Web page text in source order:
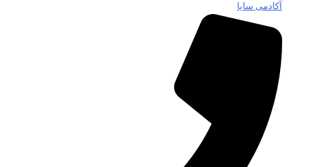
آکادمی سایا